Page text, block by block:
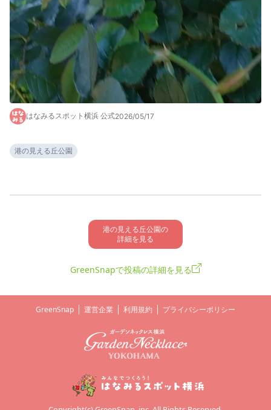
はなみるスポット横浜 公式2026/05/17
港の見える丘公園
港の見える丘公園の
詳細を見る
GreenSnapで投稿の詳細を見る
GreenSnap 運営企業 利用規約 プライバシーポリシー